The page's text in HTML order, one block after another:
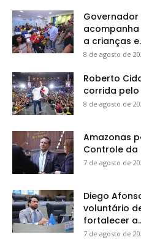
a crianças
8 de agosto de
Roberto
corrida pelo
8 de agosto de
Amazonas
Controle
7 de agosto de
Diego
voluntário
fortalecer
7 de agosto de